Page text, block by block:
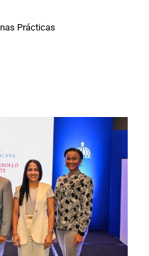
Prácticas
CONAPE
en